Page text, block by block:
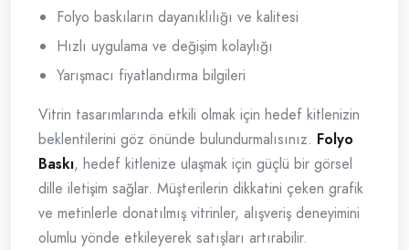
Folyo baskıların dayanıklılığı ve kalitesi
Hızlı uygulama ve değişim kolaylığı
Yarışmacı fiyatlandırma bilgileri
Vitrin tasarımlarında etkili olmak için hedef kitlenizin
beklentilerini göz önünde bulundurmalısınız. Folyo
Baskı, hedef kitlenize ulaşmak için güçlü bir görsel
dille iletişim sağlar. Müşterilerin dikkatini çeken grafik
ve metinlerle donatılmış vitrinler, alışveriş deneyimini
olumlu yönde etkileyerek satışları artırabilir.